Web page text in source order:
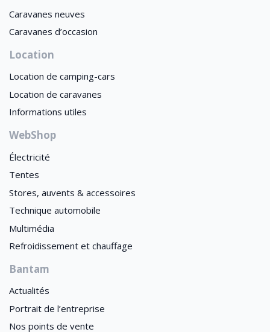
Caravanes neuves
Caravanes d’occasion
Location
Location de camping-cars
Location de caravanes
Informations utiles
WebShop
Électricité
Tentes
Stores, auvents & accessoires
Technique automobile
Multimédia
Refroidissement et chauffage
Bantam
Actualités
Portrait de l’entreprise
Nos points de vente